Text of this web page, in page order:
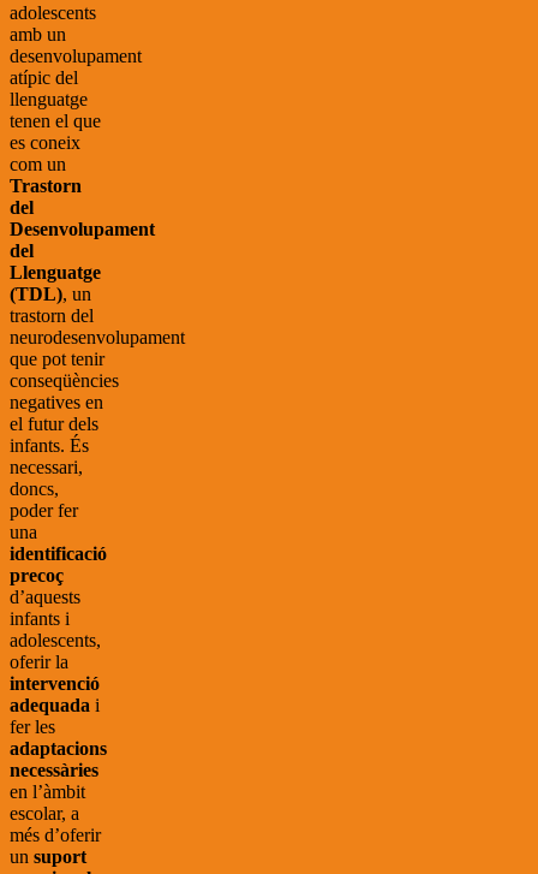
adolescents
amb un
desenvolupament
atípic del
llenguatge
tenen el que
es coneix
com un
Trastorn
del
Desenvolupament
del
Llenguatge
(TDL), un
trastorn del
neurodesenvolupament
que pot tenir
conseqüències
negatives en
el futur dels
infants. És
necessari,
doncs,
poder fer
una
identificació
precoç
d’aquests
infants i
adolescents,
oferir la
intervenció
adequada i
fer les
adaptacions
necessàries
en l’àmbit
escolar, a
més d’oferir
un suport